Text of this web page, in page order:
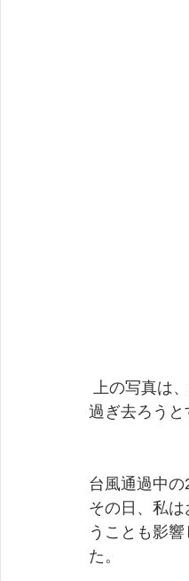
上の写真は
過ぎ去ろう
台風通過中
その日、私
うことも影
た。